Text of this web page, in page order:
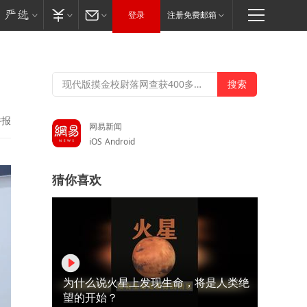
登录 注册免费邮箱
网易新闻
iOS Android
猜你喜欢
为什么说火星上发现生命，将是人类绝
望的开始？